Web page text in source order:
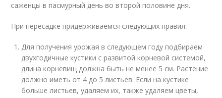
саженцы в пасмурный день во второй половине дня.
При пересадке придерживаемся следующих правил:
Для получения урожая в следующем году подбираем
двухгодичные кустики с развитой корневой системой,
длина корневищ должна быть не менее 5 см. Растение
должно иметь от 4 до 5 листьев. Если на кустике
больше листьев, удаляем их, также удаляем цветы,